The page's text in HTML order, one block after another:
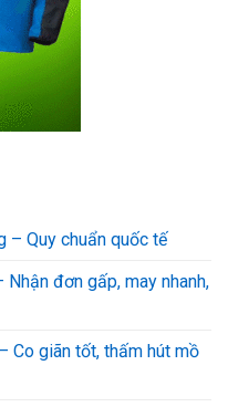
– Quy chuẩn quốc tế
đơn gấp, may nhanh,
Co giãn tốt, thấm hút mồ